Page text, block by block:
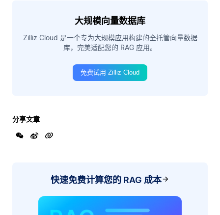
大规模向量数据库
Zilliz Cloud 是一个专为大规模应用构建的全托管向量数据
库，完美适配您的 RAG 应用。
免费试用 Zilliz Cloud
分享文章
快速免费计算您的 RAG 成本